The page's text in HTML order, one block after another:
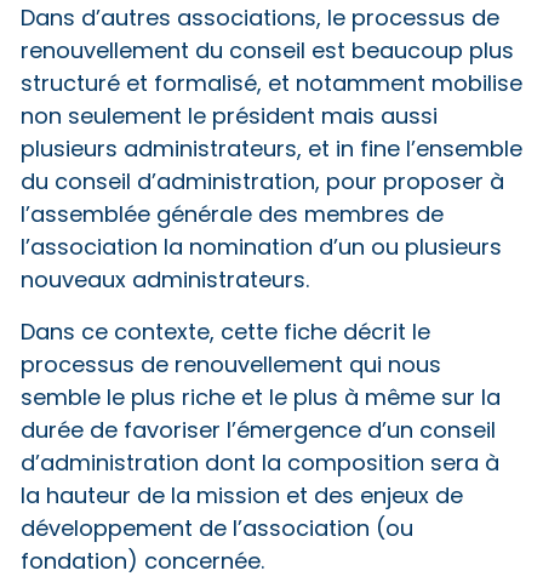
Dans d’autres associations, le processus de
renouvellement du conseil est beaucoup plus
structuré et formalisé, et notamment mobilise
non seulement le président mais aussi
plusieurs administrateurs, et in fine l’ensemble
du conseil d’administration, pour proposer à
l’assemblée générale des membres de
l’association la nomination d’un ou plusieurs
nouveaux administrateurs.
Dans ce contexte, cette fiche décrit le
processus de renouvellement qui nous
semble le plus riche et le plus à même sur la
durée de favoriser l’émergence d’un conseil
d’administration dont la composition sera à
la hauteur de la mission et des enjeux de
développement de l’association (ou
fondation) concernée.